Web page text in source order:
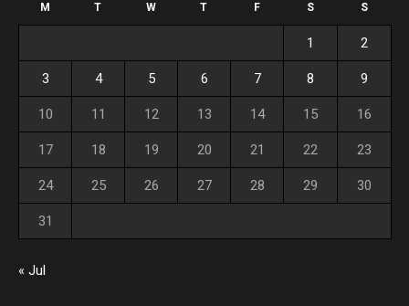
M T W T F S S
1 2
3 4 5 6 7 8 9
10 11 12 13 14 15 16
17 18 19 20 21 22 23
24 25 26 27 28 29 30
31
« Jul